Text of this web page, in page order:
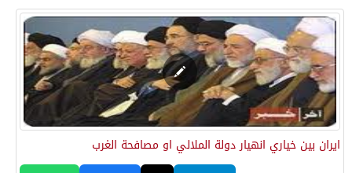
ايران بين خياري انهيار دولة الملالي او مصافحة الغرب